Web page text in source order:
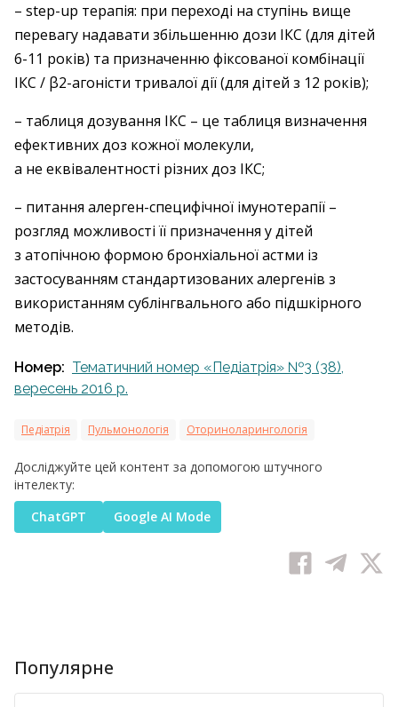
– step-up терапія: при переході на ступінь вище
перевагу надавати збільшенню дози ІКС (для дітей
6-11 років) та призначенню фіксованої комбінації
ІКС / β2-агоністи тривалої дії (для дітей з 12 років);
– таблиця дозування ІКС – це таблиця визначення
ефективних доз кожної молекули,
а не еквівалентності різних доз ІКС;
– питання алерген-специфічної імунотерапії –
розгляд можливості її призначення у дітей
з атопічною формою бронхіальної астми із
застосуванням стандартизованих алергенів з
використанням сублінгвального або підшкірного
методів.
Номер: Тематичний номер «Педіатрія» №3 (38),
вересень 2016 р.
Педіатрія Пульмонологія Оториноларингологія
Досліджуйте цей контент за допомогою штучного
інтелекту:
ChatGPT
Google AI Mode
Популярне